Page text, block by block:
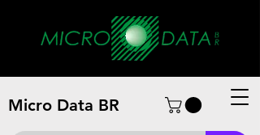
Micro Data BR